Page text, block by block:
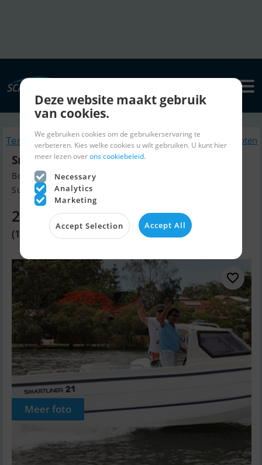
Terug naar zoeken Soortgelijk Motorboten
Smartliner Cuddy 21
Bouw jaar 2025, Motorboten te koop
Sunds, Denemarken
21.630 EUR
(161.495 DKK)
Meer foto
Deze website maakt gebruik
van cookies.
We gebruiken cookies om de gebruikerservaring te
verbeteren. Kies welke cookies u wilt gebruiken. U kunt hier
meer lezen overons cookiebeleid.
Necessary
Analytics
Marketing
Accept Selection Accept All